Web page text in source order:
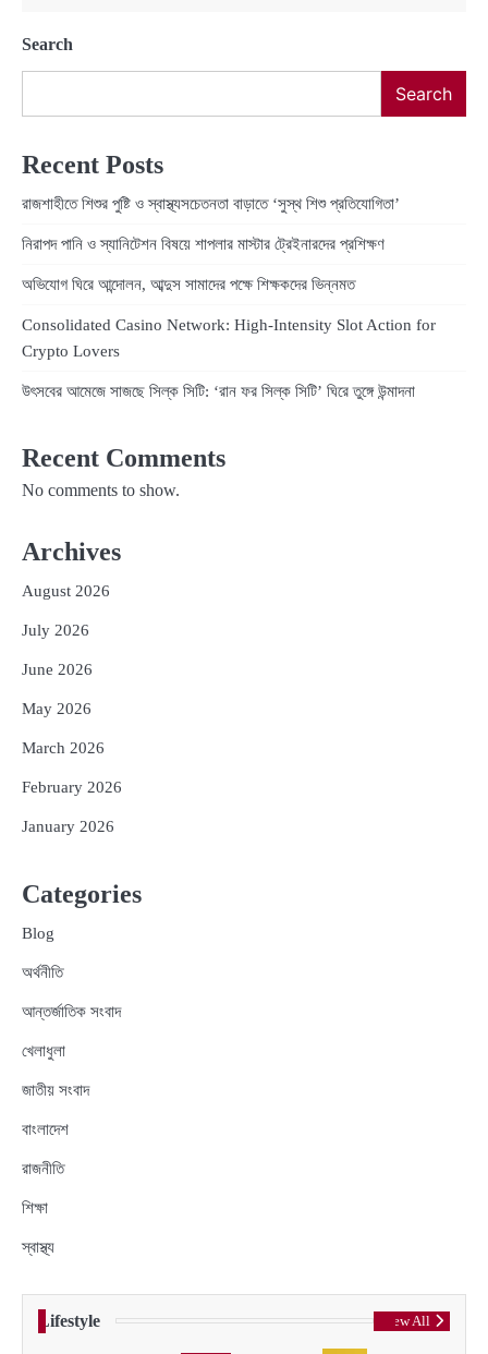
Search
Search
Recent Posts
রাজশাহীতে শিশুর পুষ্টি ও স্বাস্থ্যসচেতনতা বাড়াতে ‘সুস্থ শিশু প্রতিযোগিতা’
নিরাপদ পানি ও স্যানিটেশন বিষয়ে শাপলার মাস্টার ট্রেইনারদের প্রশিক্ষণ
অভিযোগ ঘিরে আন্দোলন, আব্দুস সামাদের পক্ষে শিক্ষকদের ভিন্নমত
Consolidated Casino Network: High‑Intensity Slot Action for
Crypto Lovers
উৎসবের আমেজে সাজছে সিল্ক সিটি: ‘রান ফর সিল্ক সিটি’ ঘিরে তুঙ্গে উন্মাদনা
Recent Comments
No comments to show.
Archives
August 2026
July 2026
June 2026
May 2026
March 2026
February 2026
January 2026
Categories
Blog
অর্থনীতি
আন্তর্জাতিক সংবাদ
খেলাধুলা
জাতীয় সংবাদ
বাংলাদেশ
রাজনীতি
শিক্ষা
স্বাস্থ্য
Lifestyle View All